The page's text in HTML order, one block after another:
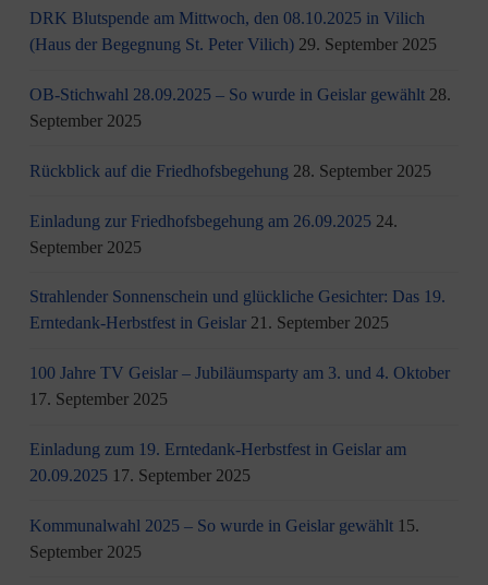
DRK Blutspende am Mittwoch, den 08.10.2025 in Vilich
(Haus der Begegnung St. Peter Vilich) 29. September 2025
OB-Stichwahl 28.09.2025 – So wurde in Geislar gewählt 28.
September 2025
Rückblick auf die Friedhofsbegehung 28. September 2025
Einladung zur Friedhofsbegehung am 26.09.2025 24.
September 2025
Strahlender Sonnenschein und glückliche Gesichter: Das 19.
Erntedank-Herbstfest in Geislar 21. September 2025
100 Jahre TV Geislar – Jubiläumsparty am 3. und 4. Oktober
17. September 2025
Einladung zum 19. Erntedank-Herbstfest in Geislar am
20.09.2025 17. September 2025
Kommunalwahl 2025 – So wurde in Geislar gewählt 15.
September 2025